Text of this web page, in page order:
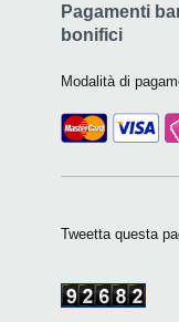
Pagamenti
bonifici
Modalità di
Tweetta questa